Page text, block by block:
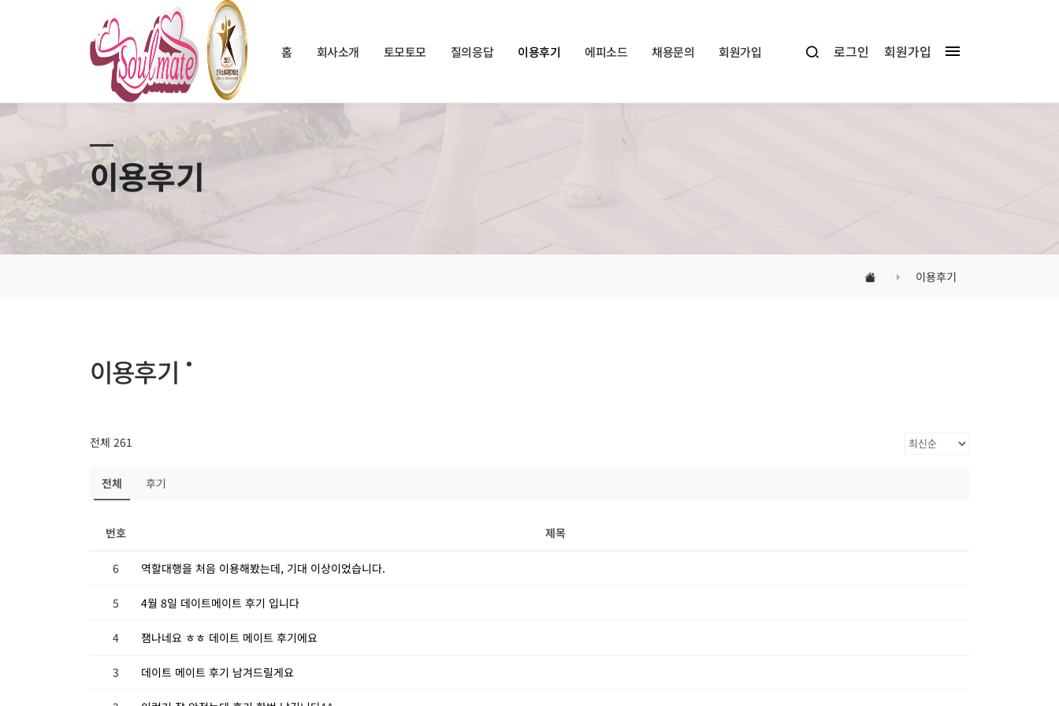
홈 회사소개 토모토모 질의응답 이용후기 에피소드 채용문의 회원가입 로그인 회원가입
이용후기
이용후기
이용후기
전체 261
전체 후기
번호 제목
6 역할대행을 처음 이용해봤는데, 기대 이상이었습니다.
5 4월 8일 데이트메이트 후기 입니다
4 잼나네요 ㅎㅎ 데이트 메이트 후기에요
3 데이트 메이트 후기 남겨드릴게요